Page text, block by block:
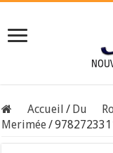
Accueil / Du
Merimée/